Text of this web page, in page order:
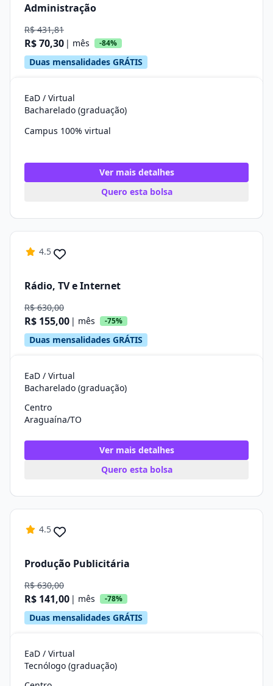
Administração
R$ 431,81
R$ 70,30 | mês -84%
Duas mensalidades GRÁTIS
EaD / Virtual
Bacharelado (graduação)
Campus 100% virtual
Ver mais detalhes
Quero esta bolsa
4.5
Rádio, TV e Internet
R$ 630,00
R$ 155,00 | mês -75%
Duas mensalidades GRÁTIS
EaD / Virtual
Bacharelado (graduação)
Centro
Araguaína/TO
Ver mais detalhes
Quero esta bolsa
4.5
Produção Publicitária
R$ 630,00
R$ 141,00 | mês -78%
Duas mensalidades GRÁTIS
EaD / Virtual
Tecnólogo (graduação)